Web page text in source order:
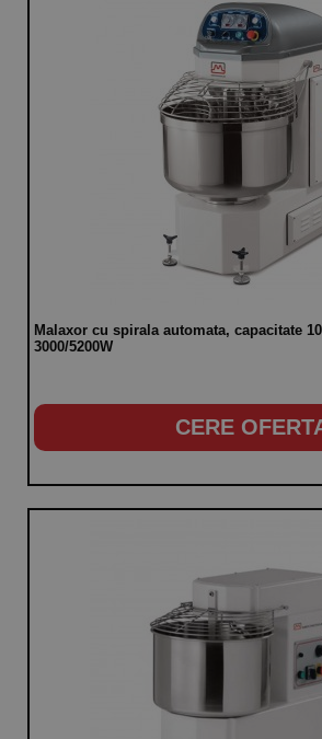
Malaxor cu spirala automata, capacitate
3000/5200W
CERE